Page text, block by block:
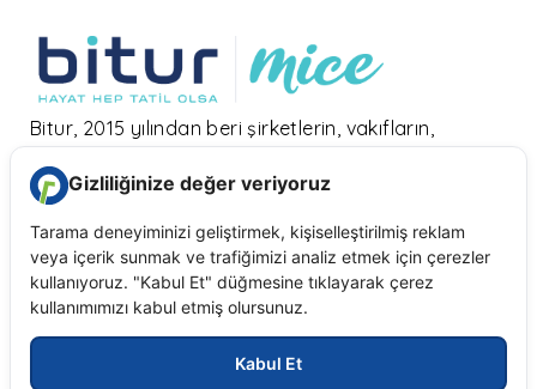
Bitur, 2015 yılından beri şirketlerin, vakıfların,
derneklerin tüm kurumsal seyahat, organizasyon,
incentive gezileri, toplantı, etkinlik, tanıtım
taleplerine hızlı, pratik, bol alternatifli çözümler
sunarak büyüyor.